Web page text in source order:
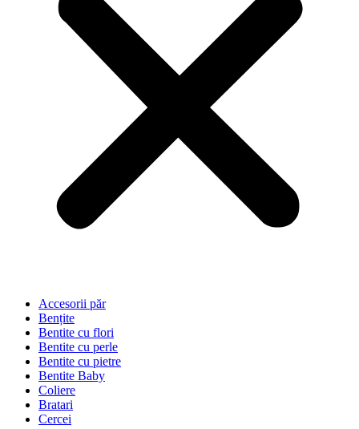
Accesorii păr
Bențite
Bentite cu flori
Bentite cu perle
Bentite cu pietre
Bentite Baby
Coliere
Bratari
Cercei